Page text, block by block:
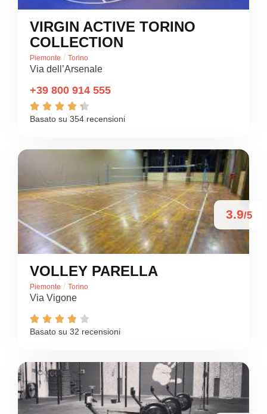
VIRGIN ACTIVE TORINO
COLLECTION
Piemonte / Torino
Via dell’Arsenale
+39 800 914 555
    
Basato su 354 recensioni
3.9/5
VOLLEY PARELLA
Piemonte / Torino
Via Vigone
    
Basato su 32 recensioni